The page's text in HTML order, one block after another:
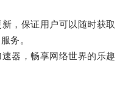
，保证用户可以随时获取
务。
器，畅享网络世界的乐趣